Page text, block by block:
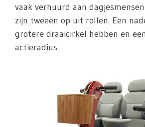
vaak verhuurd aan
zijn tweeën op uit rollen. Een
grotere draaicirkel hebben en
actieradius.